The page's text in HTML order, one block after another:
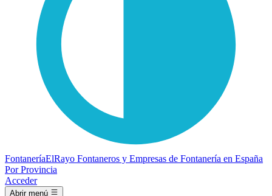
FontaneríaElRayo Fontaneros y Empresas de Fontanería en España
Por Provincia
Acceder
Abrir menú